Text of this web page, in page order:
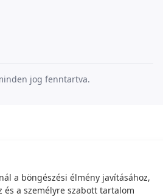
jog fenntartva.
a böngészési élmény javításához,
és a személyre szabott tartalom